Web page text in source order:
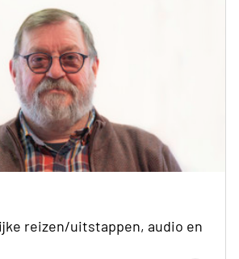
reizen/uitstappen, audio en